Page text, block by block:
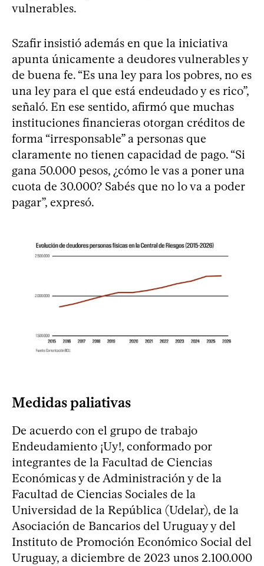
vulnerables.
Szafir insistió además en que la iniciativa
apunta únicamente a deudores vulnerables y
de buena fe. “Es una ley para los pobres, no es
una ley para el que está endeudado y es rico”,
señaló. En ese sentido, afirmó que muchas
instituciones financieras otorgan créditos de
forma “irresponsable” a personas que
claramente no tienen capacidad de pago. “Si
gana 50.000 pesos, ¿cómo le vas a poner una
cuota de 30.000? Sabés que no lo va a poder
pagar”, expresó.
Medidas paliativas
De acuerdo con el grupo de trabajo
Endeudamiento ¡Uy!, conformado por
integrantes de la Facultad de Ciencias
Económicas y de Administración y de la
Facultad de Ciencias Sociales de la
Universidad de la República (Udelar), de la
Asociación de Bancarios del Uruguay y del
Instituto de Promoción Económico Social del
Uruguay, a diciembre de 2023 unos 2.100.000